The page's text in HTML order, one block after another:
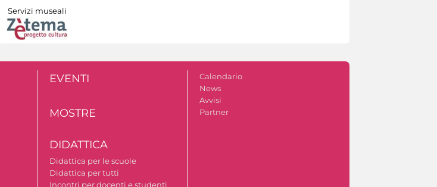
Servizi museali
EVENTI
MOSTRE
DIDATTICA
Didattica per le scuole
Didattica per tutti
Incontri per docenti e studenti
Calendario
News
Avvisi
Partner